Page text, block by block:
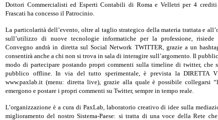
Dottori Commercialisti ed Esperti Contabili di Roma e Velletri per 4
Frascati ha concesso il Patrocinio.
La particolarità dell’evento, oltre al taglio strategico della materia trattata e
sull’utilizzo di nuove tecnologie informatiche per la professione,
Convegno andrà in diretta sul Social Network TWITTER, grazie a un
consentirà anche a chi non si trova in sala di interagire sull’argomento. Il
modo di partecipare postando propri commenti sulla timeline di twitter, che
pubblico offline. In via del tutto sperimentale, è prevista la DIRETTA
www.paxlab.it (menu: diretta live), grazie alla quale è possibile collegarsi
emergono e postare i propri commenti su Twitter, sempre in tempo reale.
L’organizzazione è a cura di PaxLab, laboratorio creativo di idee sulla
miglioramento del nostro Sistema-Paese: si tratta di una voce della Rete